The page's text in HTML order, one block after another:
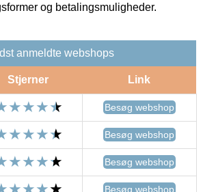
og betalingsmuligheder.
anmeldte webshops
Stjerner Link
Besøg webshop
Besøg webshop
Besøg webshop
Besøg webshop